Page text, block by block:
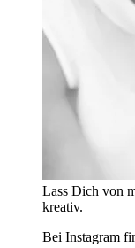
Lass Dich von
kreativ.
Bei Instagram